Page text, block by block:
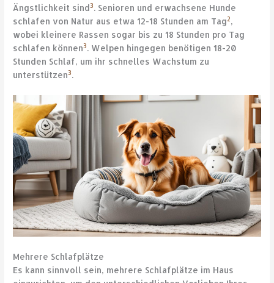
Ängstlichkeit sind3. Senioren und erwachsene Hunde
schlafen von Natur aus etwa 12-18 Stunden am Tag2,
wobei kleinere Rassen sogar bis zu 18 Stunden pro Tag
schlafen können3. Welpen hingegen benötigen 18-20
Stunden Schlaf, um ihr schnelles Wachstum zu
unterstützen3.
Mehrere Schlafplätze
Es kann sinnvoll sein, mehrere Schlafplätze im Haus